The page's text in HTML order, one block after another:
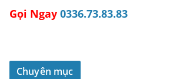
Gọi Ngay 0336.73.83.83
Chuyên mục